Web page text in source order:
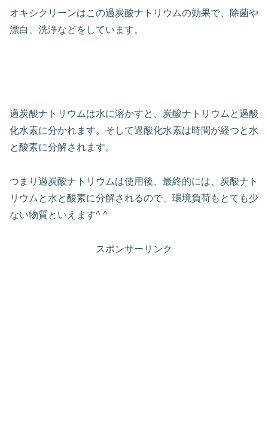
オキシクリーンはこの過炭酸ナトリウムの効果で、除菌や
漂白、洗浄などをしています。
過炭酸ナトリウムは水に溶かすと、炭酸ナトリウムと過酸
化水素に分かれます。そして過酸化水素は時間が経つと水
と酸素に分解されます。
つまり過炭酸ナトリウムは使用後、最終的には、炭酸ナト
リウムと水と酸素に分解されるので、環境負荷もとても少
ない物質といえます^ ^
スポンサーリンク